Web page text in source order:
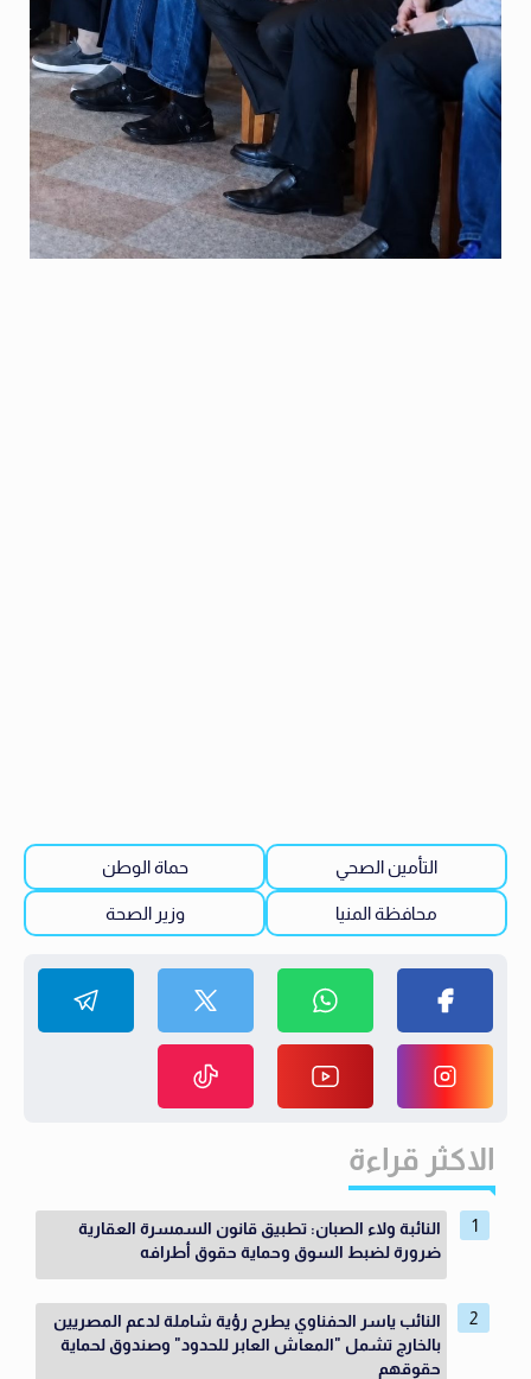
التأمين الصحي حماة الوطن
محافظة المنيا وزير الصحة
الاكثر قراءة
النائبة ولاء الصبان: تطبيق قانون السمسرة العقارية
ضرورة لضبط السوق وحماية حقوق أطرافه
النائب ياسر الحفناوي يطرح رؤية شاملة لدعم المصريين
بالخارج تشمل "المعاش العابر للحدود" وصندوق لحماية
حقوقهم